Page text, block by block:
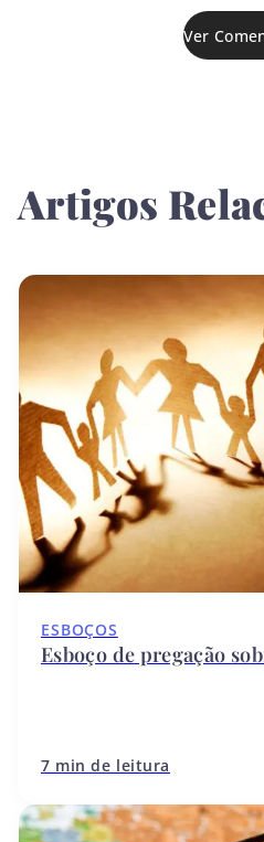
Ver
Artigos
ESBOÇOS
Esboço de pregação
7 min de leitura